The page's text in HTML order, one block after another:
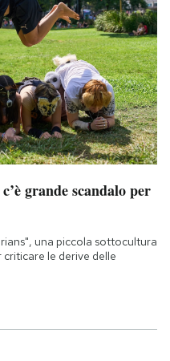
grande scandalo per
una piccola sottocultura
le derive delle